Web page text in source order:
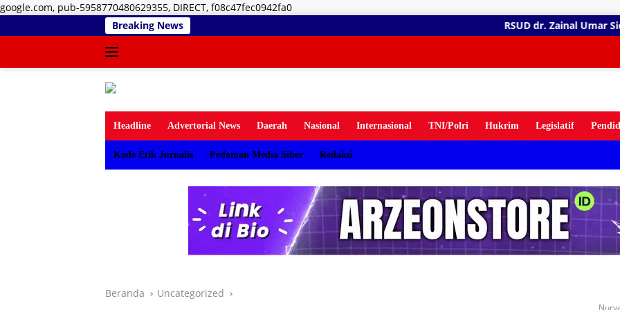
google.com, pub-5958770480629355, DIRECT, f08c47fec0942fa0Langsung
konten
Breaking News RSUD dr. Zainal Umar Sidiki
Headline Advertorial News Daerah Nasional Internasional TNI/Polri Hukrim Legislatif
Kode Etik Jurnalis Pedoman Media Siber Redaksi
Beranda Uncategorized